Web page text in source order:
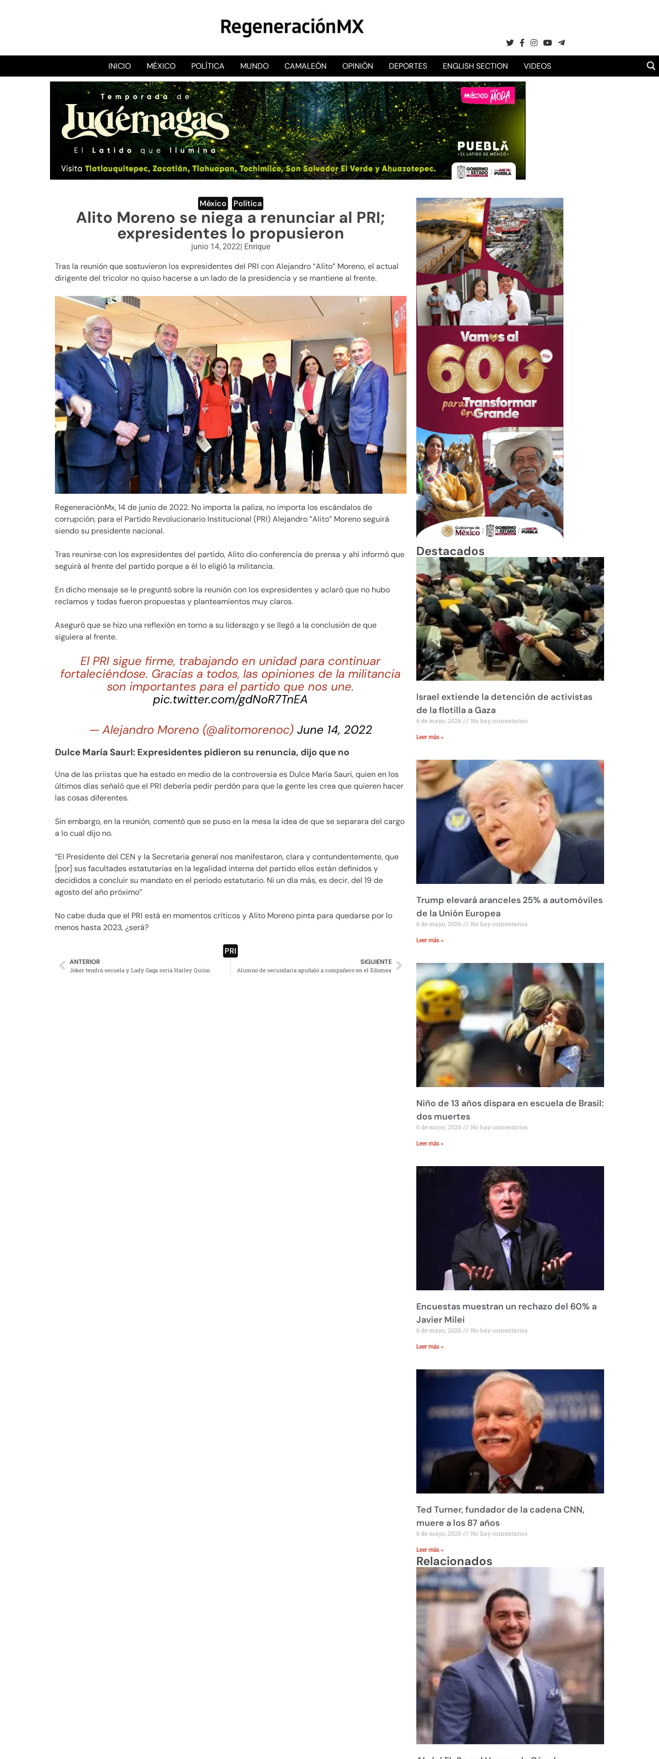
RegeneraciónMX
Sitio de noticias libre e independiente
INICIO MÉXICO POLÍTICA MUNDO CAMALEÓN OPINIÓN DEPORTES ENGLISH SECTION VIDEOS
México Política
Alito Moreno se niega a renunciar al PRI;
expresidentes lo propusieron
junio 14, 2022| Enrique
Tras la reunión que sostuvieron los expresidentes del PRI con Alejandro “Alito” Moreno, el actual
dirigente del tricolor no quiso hacerse a un lado de la presidencia y se mantiene al frente.
RegeneraciónMx, 14 de junio de 2022. No importa la paliza, no importa los escándalos de
corrupción, para el Partido Revolucionario Institucional (PRI) Alejandro ”Alito” Moreno seguirá
siendo su presidente nacional.
Tras reunirse con los expresidentes del partido, Alito dio conferencia de prensa y ahí informó que
seguirá al frente del partido porque a él lo eligió la militancia.
En dicho mensaje se le preguntó sobre la reunión con los expresidentes y aclaró que no hubo
reclamos y todas fueron propuestas y planteamientos muy claros.
Aseguró que se hizo una reflexión en torno a su liderazgo y se llegó a la conclusión de que
siguiera al frente.
El PRI sigue firme, trabajando en unidad para continuar
fortaleciéndose. Gracias a todos, las opiniones de la militancia
son importantes para el partido que nos une.
pic.twitter.com/gdNoR7TnEA
— Alejandro Moreno (@alitomorenoc) June 14, 2022
Dulce María SaurI: Expresidentes pidieron su renuncia, dijo que no
Una de las priistas que ha estado en medio de la controversia es Dulce María Sauri, quien en los
últimos días señaló que el PRI debería pedir perdón para que la gente les crea que quieren hacer
las cosas diferentes.
Sin embargo, en la reunión, comentó que se puso en la mesa la idea de que se separara del cargo
a lo cual dijo no.
“El Presidente del CEN y la Secretaria general nos manifestaron, clara y contundentemente, que
[por] sus facultades estatutarias en la legalidad interna del partido ellos están definidos y
decididos a concluir su mandato en el periodo estatutario. Ni un día más, es decir, del 19 de
agosto del año próximo”
No cabe duda que el PRI está en momentos críticos y Alito Moreno pinta para quedarse por lo
menos hasta 2023, ¿será?
PRI
ANTERIOR
Joker tendrá secuela y Lady Gaga sería Harley Quinn
SIGUIENTE
Alumno de secundaria apuñaló a compañero en el Edomex
Destacados
Israel extiende la detención de activistas
de la flotilla a Gaza
6 de mayo, 2026 No hay comentarios
Leer más »
Trump elevará aranceles 25% a automóviles
de la Unión Europea
6 de mayo, 2026 No hay comentarios
Leer más »
Niño de 13 años dispara en escuela de Brasil:
dos muertes
6 de mayo, 2026 No hay comentarios
Leer más »
Encuestas muestran un rechazo del 60% a
Javier Milei
6 de mayo, 2026 No hay comentarios
Leer más »
Ted Turner, fundador de la cadena CNN,
muere a los 87 años
6 de mayo, 2026 No hay comentarios
Leer más »
Relacionados